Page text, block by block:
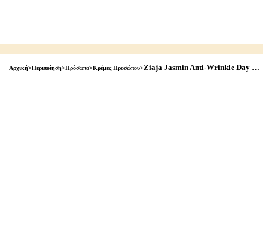
Αρχική>Περιποίηση>Πρόσωπο>Κρέμες Προσώπου> Ziaja Jasmin Anti-Wrinkle Day Cream 50+ 50ml